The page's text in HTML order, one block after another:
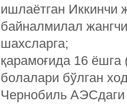
ишлаётган Иккинчи
байналмилал
шахсларга;
қарамоғида 16 ёшга
болалари бўлган
Чернобиль АЭСдаги